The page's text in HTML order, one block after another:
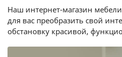
Наш интернет-магазин
для вас преобразить свой
обстановку красивой,